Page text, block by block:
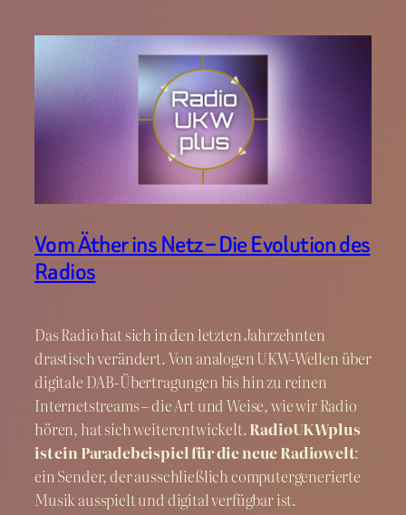
Vom Äther ins Netz – Die Evolution des
Radios
Das Radio hat sich in den letzten Jahrzehnten
drastisch verändert. Von analogen UKW-Wellen über
digitale DAB-Übertragungen bis hin zu reinen
Internetstreams – die Art und Weise, wie wir Radio
hören, hat sich weiterentwickelt.RadioUKWplus
ist ein Paradebeispiel für die neue Radiowelt:
ein Sender, der ausschließlich computergenerierte
Musik ausspielt und digital verfügbar ist.